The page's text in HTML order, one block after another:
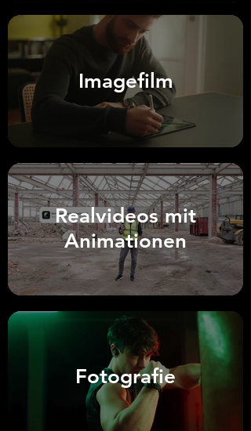
Imagefilm
Realvideos mit
Animationen
Fotografie